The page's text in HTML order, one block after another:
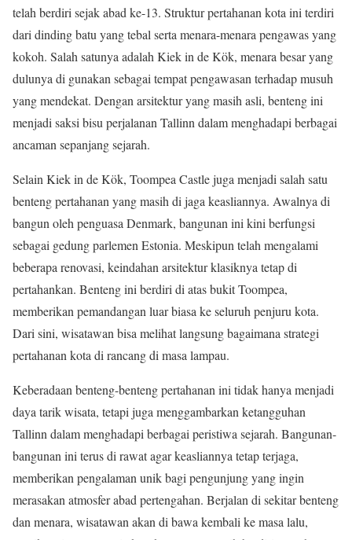
telah berdiri sejak abad ke-13. Struktur pertahanan kota ini terdiri
dari dinding batu yang tebal serta menara-menara pengawas yang
kokoh. Salah satunya adalah Kiek in de Kök, menara besar yang
dulunya di gunakan sebagai tempat pengawasan terhadap musuh
yang mendekat. Dengan arsitektur yang masih asli, benteng ini
menjadi saksi bisu perjalanan Tallinn dalam menghadapi berbagai
ancaman sepanjang sejarah.
Selain Kiek in de Kök, Toompea Castle juga menjadi salah satu
benteng pertahanan yang masih di jaga keasliannya. Awalnya di
bangun oleh penguasa Denmark, bangunan ini kini berfungsi
sebagai gedung parlemen Estonia. Meskipun telah mengalami
beberapa renovasi, keindahan arsitektur klasiknya tetap di
pertahankan. Benteng ini berdiri di atas bukit Toompea,
memberikan pemandangan luar biasa ke seluruh penjuru kota.
Dari sini, wisatawan bisa melihat langsung bagaimana strategi
pertahanan kota di rancang di masa lampau.
Keberadaan benteng-benteng pertahanan ini tidak hanya menjadi
daya tarik wisata, tetapi juga menggambarkan ketangguhan
Tallinn dalam menghadapi berbagai peristiwa sejarah. Bangunan-
bangunan ini terus di rawat agar keasliannya tetap terjaga,
memberikan pengalaman unik bagi pengunjung yang ingin
merasakan atmosfer abad pertengahan. Berjalan di sekitar benteng
dan menara, wisatawan akan di bawa kembali ke masa lalu,